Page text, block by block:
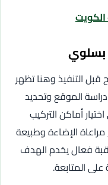
بسلوي
التنفيذ وهنا تظهر
الموقع وتحديد
أماكن التركيب
الإضاءة وطبيعة
فعال يخدم الهدف
المتابعة.